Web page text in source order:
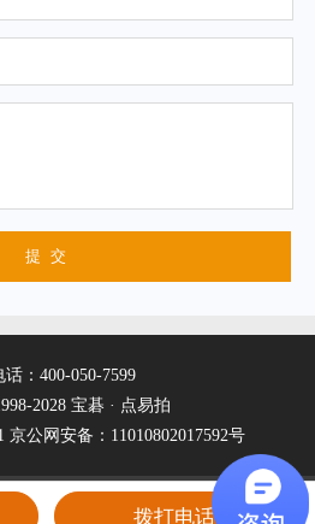
话：400-050-7599
2028 宝碁 · 点易拍
京公网安备：11010802017592号
拨打电话